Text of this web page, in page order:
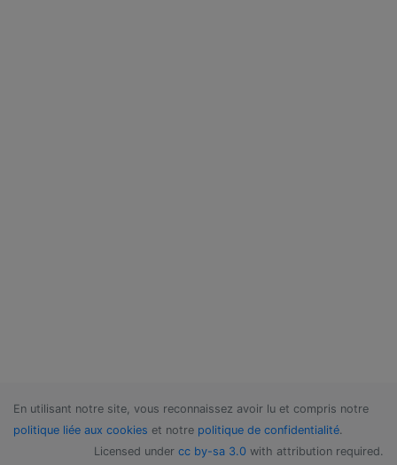
En utilisant notre site, vous reconnaissez avoir lu et compris notre
politique liée aux cookies et notre politique de confidentialité.
Licensed under cc by-sa 3.0 with attribution required.